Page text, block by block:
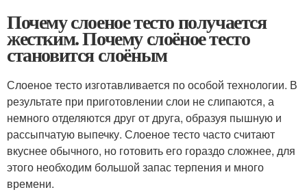
Почему слоеное тесто получается
жестким. Почему слоёное тесто
становится слоёным
Слоеное тесто изготавливается по особой технологии. В
результате при приготовлении слои не слипаются, а
немного отделяются друг от друга, образуя пышную и
рассыпчатую выпечку. Слоеное тесто часто считают
вкуснее обычного, но готовить его гораздо сложнее, для
этого необходим большой запас терпения и много
времени.